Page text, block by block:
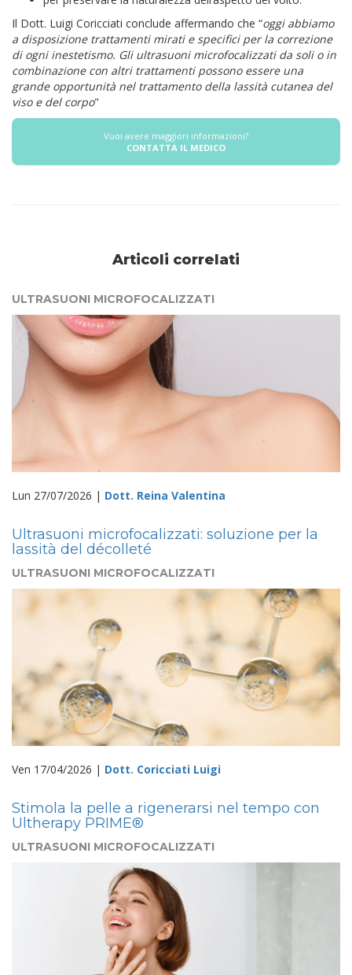
Il Dott. Luigi Coricciati conclude affermando che “oggi abbiamo
a disposizione trattamenti mirati e specifici per la correzione
di ogni inestetismo. Gli ultrasuoni microfocalizzati da soli o in
combinazione con altri trattamenti possono essere una
grande opportunità nel trattamento della lassità cutanea del
viso e del corpo"
Vuoi avere maggiori informazioni?
CONTATTA IL MEDICO
Articoli correlati
ULTRASUONI MICROFOCALIZZATI
Lun 27/07/2026 | Dott. Reina Valentina
Ultrasuoni microfocalizzati: soluzione per la
lassità del décolleté
ULTRASUONI MICROFOCALIZZATI
Ven 17/04/2026 | Dott. Coricciati Luigi
Stimola la pelle a rigenerarsi nel tempo con
Ultherapy PRIME®
ULTRASUONI MICROFOCALIZZATI